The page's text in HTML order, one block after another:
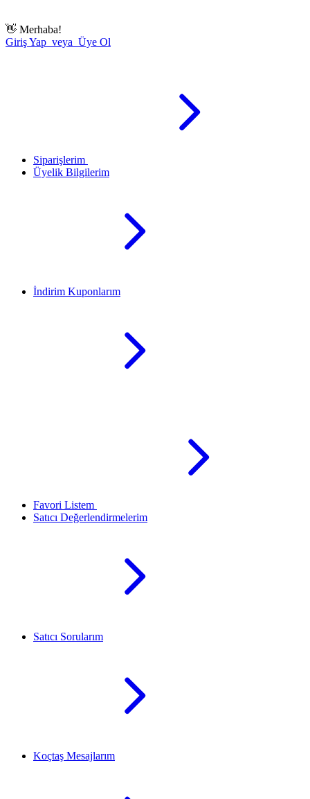
👋 Merhaba!
Giriş Yap veya Üye Ol
Siparişlerim
Üyelik Bilgilerim
İndirim Kuponlarım
Favori Listem
Satıcı Değerlendirmelerim
Satıcı Sorularım
Koçtaş Mesajlarım